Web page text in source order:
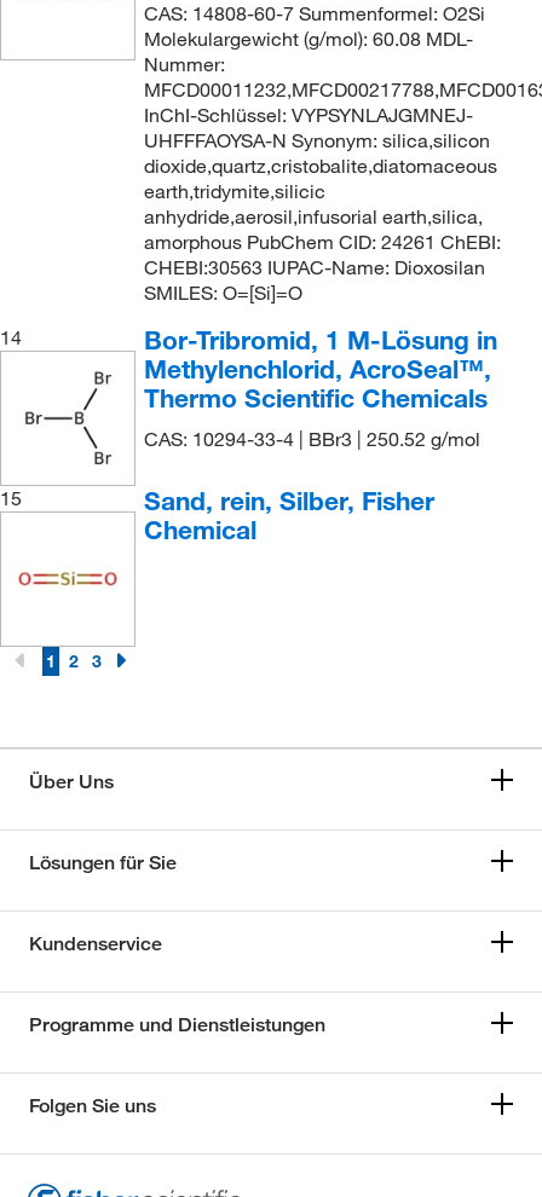
CAS: 14808-60-7 Summenformel: O2Si
Molekulargewicht (g/mol): 60.08 MDL-
Nummer:
InChI-Schlüssel: VYPSYNLAJGMNEJ-
UHFFFAOYSA-N Synonym: silica,silicon
dioxide,quartz,cristobalite,diatomaceous
earth,tridymite,silicic
anhydride,aerosil,infusorial earth,silica,
amorphous PubChem CID: 24261 ChEBI:
CHEBI:30563 IUPAC-Name: Dioxosilan
SMILES: O=[Si]=O
14
Bor-Tribromid, 1 M-Lösung in
Methylenchlorid, AcroSeal™,
Thermo Scientific Chemicals
CAS: 10294-33-4 | BBr3 | 250.52 g/mol
15
Sand, rein, Silber, Fisher
Chemical
1 2 3
Über Uns
Lösungen für Sie
Kundenservice
Programme und Dienstleistungen
Folgen Sie uns